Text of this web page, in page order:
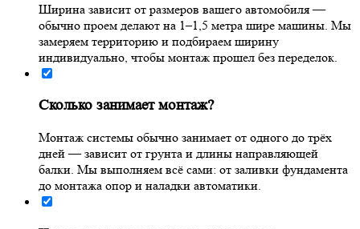
Ширина зависит от размеров вашего автомобиля —
обычно проем делают на 1–1,5 метра шире машины. Мы
замеряем территорию и подбираем ширину
индивидуально, чтобы монтаж прошел без переделок.
Сколько занимает монтаж?
Монтаж системы обычно занимает от одного до трёх
дней — зависит от грунта и длины направляющей
балки. Мы выполняем всё сами: от заливки фундамента
до монтажа опор и наладки автоматики.